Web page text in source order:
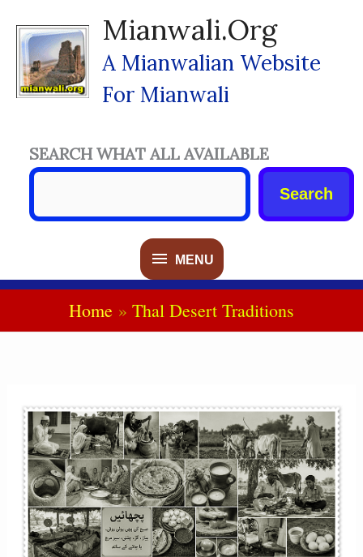
Content
Mianwali.org
A Mianwalian Website
For Mianwali
MENU
MENU
SEARCH WHAT ALL AVAILABLE
Search
Home Thal Desert Traditions